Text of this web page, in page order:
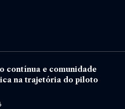
contínua e comunidade
na trajetória do piloto